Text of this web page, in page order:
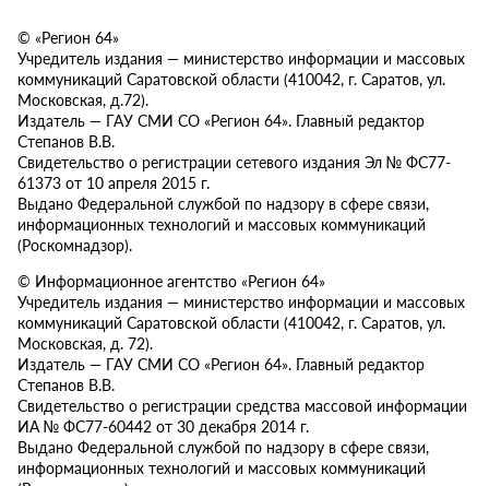
© «Регион 64»
Учредитель издания — министерство информации и массовых
коммуникаций Саратовской области (410042, г. Саратов, ул.
Московская, д.72).
Издатель — ГАУ СМИ СО «Регион 64». Главный редактор
Степанов В.В.
Свидетельство о регистрации сетевого издания Эл № ФС77-
61373 от 10 апреля 2015 г.
Выдано Федеральной службой по надзору в сфере связи,
информационных технологий и массовых коммуникаций
(Роскомнадзор).
© Информационное агентство «Регион 64»
Учредитель издания — министерство информации и массовых
коммуникаций Саратовской области (410042, г. Саратов, ул.
Московская, д. 72).
Издатель — ГАУ СМИ СО «Регион 64». Главный редактор
Степанов В.В.
Свидетельство о регистрации средства массовой информации
ИА № ФС77-60442 от 30 декабря 2014 г.
Выдано Федеральной службой по надзору в сфере связи,
информационных технологий и массовых коммуникаций